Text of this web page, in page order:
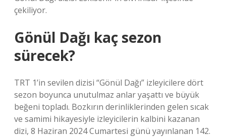
çekiliyor.
Gönül Dağı kaç sezon
sürecek?
TRT 1’in sevilen dizisi “Gönül Dağı” izleyicilere dört
sezon boyunca unutulmaz anlar yaşattı ve büyük
beğeni topladı. Bozkırın derinliklerinden gelen sıcak
ve samimi hikayesiyle izleyicilerin kalbini kazanan
dizi, 8 Haziran 2024 Cumartesi günü yayınlanan 142.